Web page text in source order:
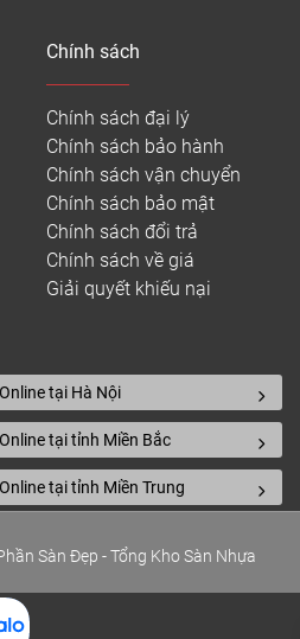
Chính sách
Chính sách đại lý
Chính sách bảo hành
Chính sách vận chuyển
Chính sách bảo mật
Chính sách đổi trả
Chính sách về giá
Giải quyết khiếu nại
tại Hà Nội
tại tỉnh Miền Bắc
tại tỉnh Miền Trung
Sàn Đẹp - Tổng Kho Sàn Nhựa